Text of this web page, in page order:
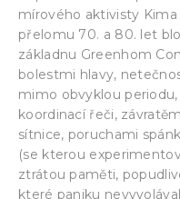
mírového aktivisty
přelomu 70. a 80. let
základnu Greenhom
bolestmi hlavy,
mimo obvyklou
koordinací řeči,
sítnice, poruchami
(se kterou
ztrátou paměti,
které paniku